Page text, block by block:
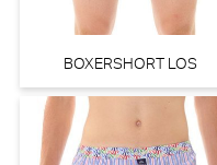
BOXERSHORT LOS